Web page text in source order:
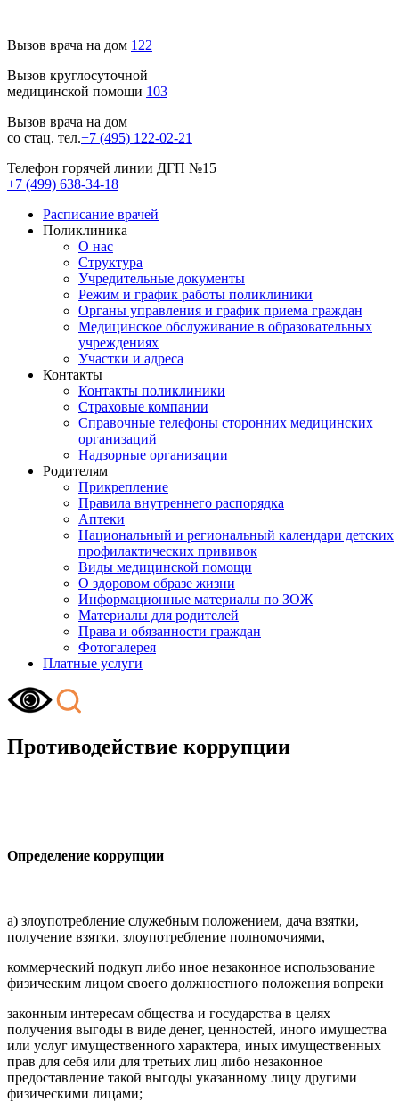
Вызов врача на дом 122
Вызов круглосуточной
медицинской помощи 103
Вызов врача на дом
со стац. тел.+7 (495) 122-02-21
Телефон горячей линии ДГП №15
+7 (499) 638-34-18
Расписание врачей
Поликлиника
О нас
Структура
Учредительные документы
Режим и график работы поликлиники
Органы управления и график приема граждан
Медицинское обслуживание в образовательных
учреждениях
Участки и адреса
Контакты
Контакты поликлиники
Страховые компании
Справочные телефоны сторонних медицинских
организаций
Надзорные организации
Родителям
Прикрепление
Правила внутреннего распорядка
Аптеки
Национальный и региональный календари детских
профилактических прививок
Виды медицинской помощи
О здоровом образе жизни
Информационные материалы по ЗОЖ
Материалы для родителей
Права и обязанности граждан
Фотогалерея
Платные услуги
Противодействие коррупции
Определение коррупции
а) злоупотребление служебным положением, дача взятки,
получение взятки, злоупотребление полномочиями,
коммерческий подкуп либо иное незаконное использование
физическим лицом своего должностного положения вопреки
законным интересам общества и государства в целях
получения выгоды в виде денег, ценностей, иного имущества
или услуг имущественного характера, иных имущественных
прав для себя или для третьих лиц либо незаконное
предоставление такой выгоды указанному лицу другими
физическими лицами;